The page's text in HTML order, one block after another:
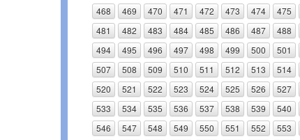
468
469 470 471 472 473 474 475
481
482 483 484 485 486 487 488
494
495 496 497 498 499 500 501
507
508 509 510 511 512 513 514
520
521 522 523 524 525 526 527
533
534 535 536 537 538 539 540
546
547 548 549 550 551 552 553